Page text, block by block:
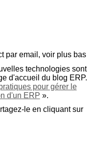
par email, voir plus bas
technologies sont
d'accueil du blog ERP.
pour gérer le
d'un ERP ».
le en cliquant sur